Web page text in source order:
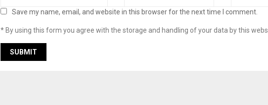
Save my name, email, and website in this browser for the next time I comment.
* By using this form you agree with the storage and handling of your data by this